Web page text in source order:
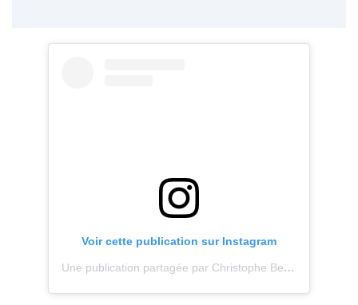
Voir cette publication sur Instagram
Une publication partagée par Christophe Beaugrand (@tof_beaugrand)